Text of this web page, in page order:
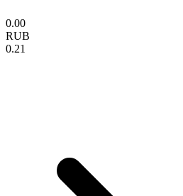
0.00
RUB
0.21